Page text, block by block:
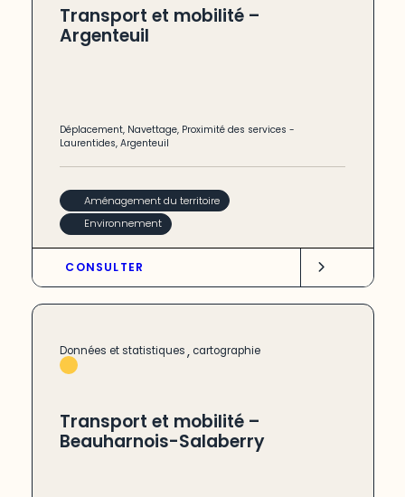
Transport et mobilité –
Argenteuil
Déplacement, Navettage, Proximité des services -
Laurentides,Argenteuil
Aménagement du territoire
Environnement
CONSULTER
Données et statistiques, cartographie
Transport et mobilité –
Beauharnois-Salaberry